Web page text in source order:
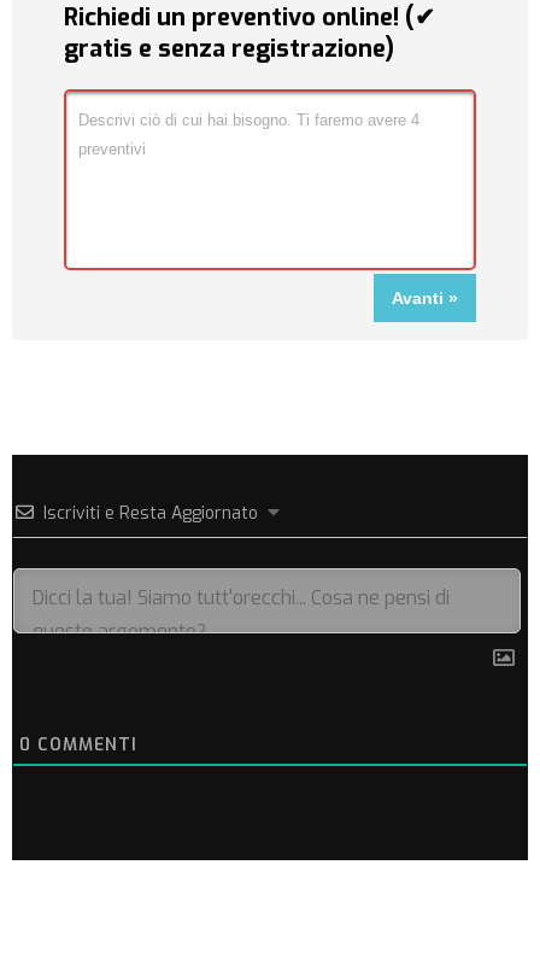
Richiedi un preventivo online! (✔
gratis e senza registrazione)
Iscriviti e Resta Aggiornato
0 COMMENTI